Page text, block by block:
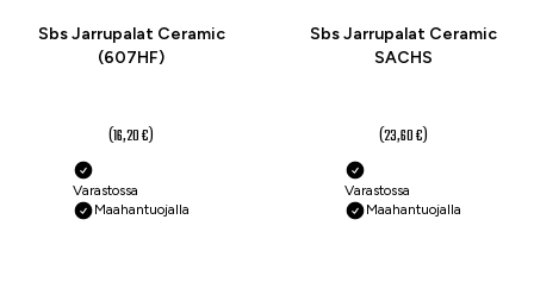
Sbs Jarrupalat Ceramic
(607HF)
(16,20 €)
Varastossa
Maahantuojalla
Sbs Jarrupalat Ceramic
SACHS
(23,60 €)
Varastossa
Maahantuojalla